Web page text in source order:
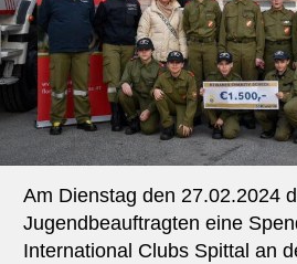
Am Dienstag den 27.02.2024
Jugendbeauftragten eine
International Clubs Spittal an